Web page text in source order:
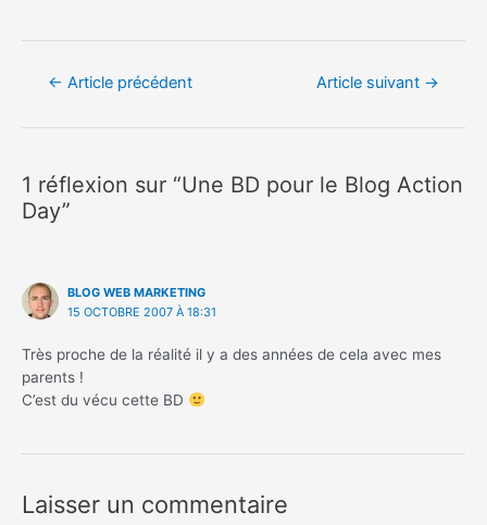
Navigation
← Article précédent Article suivant →
1 réflexion sur “Une BD pour le Blog Action
Day”
BLOG WEB MARKETING
15 OCTOBRE 2007 À 18:31
Très proche de la réalité il y a des années de cela avec mes
parents !
C’est du vécu cette BD
Laisser un commentaire